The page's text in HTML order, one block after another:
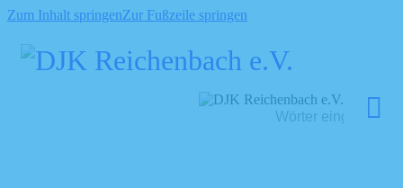
Zum Inhalt springenZur Fußzeile springen